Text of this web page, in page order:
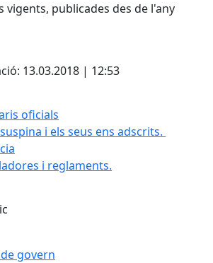
vigents, publicades des de l'any
13.03.2018 | 12:53
oficials
i els seus ens adscrits.
i reglaments.
govern